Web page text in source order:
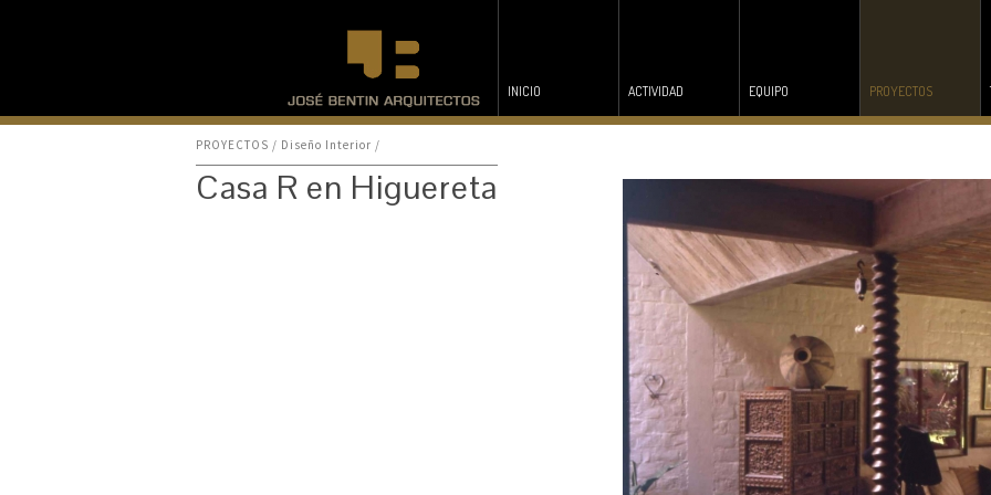
INICIO ACTIVIDAD EQUIPO PROYECTOS
PROYECTOS / Diseño Interior /
Casa R en Higuereta